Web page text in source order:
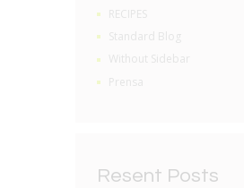
RECIPES
Standard Blog
Without Sidebar
Prensa
Resent Posts